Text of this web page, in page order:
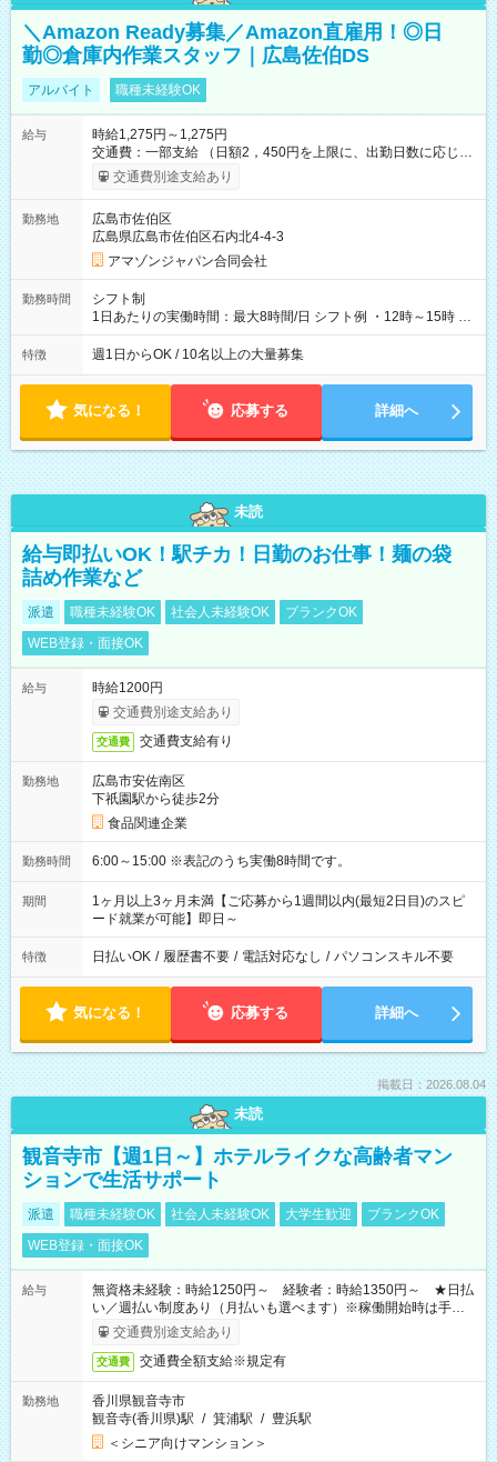
＼Amazon Ready募集／Amazon直雇用！◎日
勤◎倉庫内作業スタッフ｜広島佐伯DS
アルバイト 職種未経験OK
給与
時給1,275円～1,275円
交通費：一部支給 （日額2，450円を上限に、出勤日数に応じて
実費支給） ※22:00～翌5:00までは時給25%UP！ ■給与前払い
制度あり ※前払い額の上限あり、手数料無料（Amazon負担）
交通費別途支給あり
勤務地
広島市佐伯区
広島県広島市佐伯区石内北4-4-3
アマゾンジャパン合同会社
勤務時間
シフト制
1日あたりの実働時間：最大8時間/日 シフト例 ・12時～15時 入
社後、就業可能シフトをご確認の上、申請してください。
特徴 週1日からOK / 10名以上の大量募集
気になる！ 応募する 詳細へ
未読
給与即払いOK！駅チカ！日勤のお仕事！麺の袋
詰め作業など
派遣 職種未経験OK 社会人未経験OK
ブランクOK
WEB登録・面接OK
給与
時給1200円
交通費別途支給あり
交通費 交通費支給有り
勤務地
広島市安佐南区
下祇園駅から徒歩2分
食品関連企業
勤務時間 6:00～15:00 ※表記のうち実働8時間です。
期間
1ヶ月以上3ヶ月未満【ご応募から1週間以内(最短2日目)のスピ
ード就業が可能】即日～
特徴 日払いOK / 履歴書不要 / 電話対応なし / パソコンスキル不要
気になる！ 応募する 詳細へ
掲載日：2026.08.04
未読
観音寺市【週1日～】ホテルライクな高齢者マン
ションで生活サポート
派遣 職種未経験OK 社会人未経験OK 大学生歓迎
ブランクOK
WEB登録・面接OK
給与
無資格未経験：時給1250円～ 経験者：時給1350円～ ★日払
い／週払い制度あり（月払いも選べます）※稼働開始時は手続き
完了次第のお支払いとなります。
交通費別途支給あり
交通費 交通費全額支給※規定有
勤務地
香川県観音寺市
観音寺(香川県)駅 / 箕浦駅 / 豊浜駅
＜シニア向けマンション＞